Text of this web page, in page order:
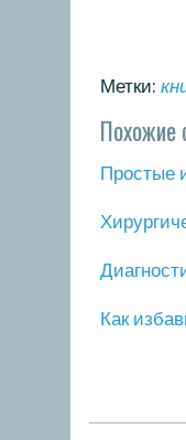
Метки:
Похожие
Прοстые
Как